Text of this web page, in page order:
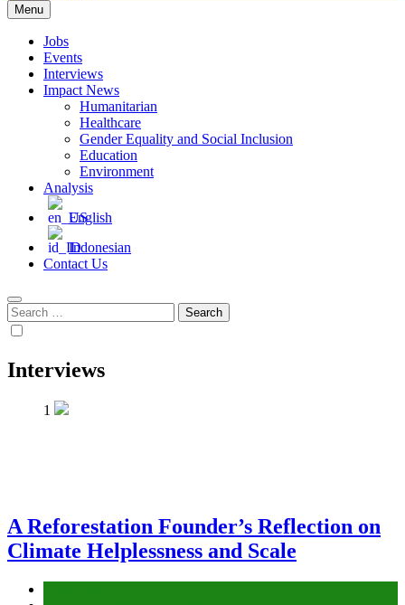
Menu
Jobs
Events
Interviews
Impact News
Humanitarian
Healthcare
Gender Equality and Social Inclusion
Education
Environment
Analysis
English
Indonesian
Contact Us
Search
for:
Interviews
1
A Reforestation Founder’s Reflection on
Climate Helplessness and Scale